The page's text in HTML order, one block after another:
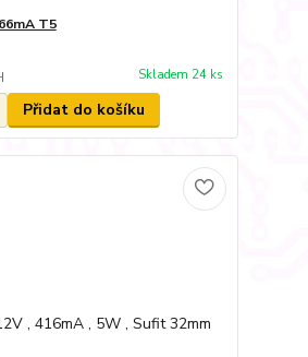
T5
Skladem 24 ks
Přidat do košíku